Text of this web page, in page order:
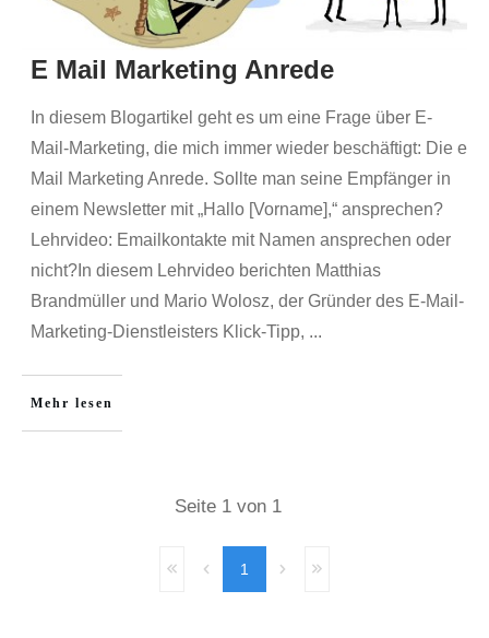
E Mail Marketing Anrede
In diesem Blogartikel geht es um eine Frage über E-
Mail-Marketing, die mich immer wieder beschäftigt: Die e
Mail Marketing Anrede. Sollte man seine Empfänger in
einem Newsletter mit „Hallo [Vorname],“ ansprechen?
Lehrvideo: Emailkontakte mit Namen ansprechen oder
nicht?In diesem Lehrvideo berichten Matthias
Brandmüller und Mario Wolosz, der Gründer des E-Mail-
Marketing-Dienstleisters Klick-Tipp, ...
Mehr lesen
Seite 1 von 1
1